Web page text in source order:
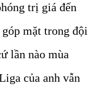
trị giá đến
mặt trong đội
lần nào mùa
của anh vẫn